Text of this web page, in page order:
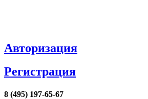
Авторизация
Регистрация
8 (495) 197-65-67